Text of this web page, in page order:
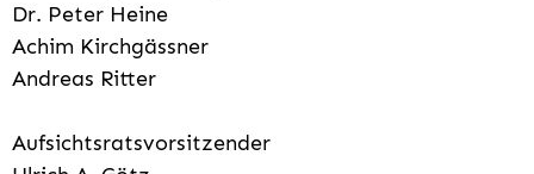
Dr. Pe­ter Hei­ne
Achim Kirch­gäs­s­ner
An­dre­as Rit­ter
Aufsichtsratsvorsitzender